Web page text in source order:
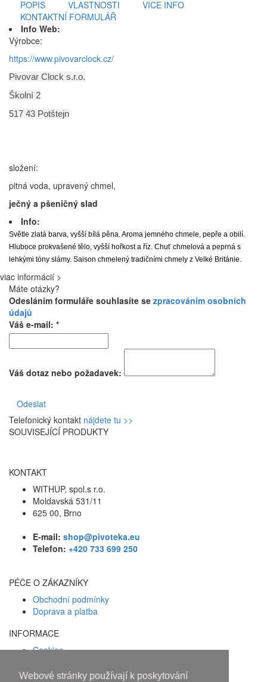
Webové stránky používají k poskytování
POPIS
VLASTNOSTI
VICE INFO
KONTAKTNÍ FORMULÁŘ
Info Web:
Výrobce:
https://www.pivovarclock.cz/
Pivovar Clock s.r.o.
Školní 2
517 43 Potštejn
složení:
pitná voda, upravený chmel,
ječný a pšeničný slad
Info:
Světle zlatá barva, vyšší bílá pěna. Aroma jemného chmele, pepře a obilí.
Hluboce prokvašené tělo, vyšší hořkost a říz. Chuť chmelová a peprná s
lehkými tóny slámy. Saison chmelený tradičními chmely z Velké Británie.
viac informácií >
Máte otázky?
Odesláním formuláře souhlasíte se zpracováním osobních
údajů
Váš e-mail: *
Váš dotaz nebo požadavek:
Odeslat
Telefonický kontakt nájdete tu >>
SOUVISEJÍCÍ PRODUKTY
KONTAKT
WITHUP, spol.s r.o.
Moldavská 531/11
625 00, Brno
E-mail: shop@pivoteka.eu
Telefon: +420 733 699 250
PÉČE O ZÁKAZNÍKY
Obchodní podmínky
Doprava a platba
INFORMACE
Cookies